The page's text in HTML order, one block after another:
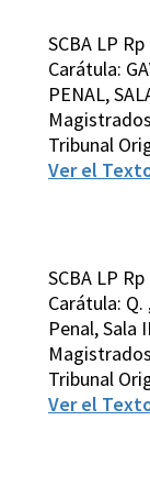
SCBA LP
Carátula:
PENAL,
Tribunal
Ver el
SCBA LP
Carátula:
Penal, Sala
Tribunal
Ver el